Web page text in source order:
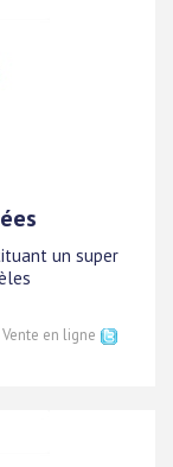
un super
en ligne